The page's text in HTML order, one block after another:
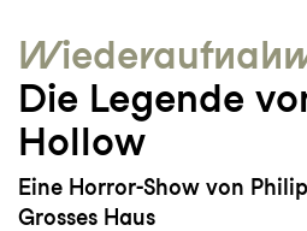
Die Legende
Hollow
Eine Horror-Show von
Grosses Haus